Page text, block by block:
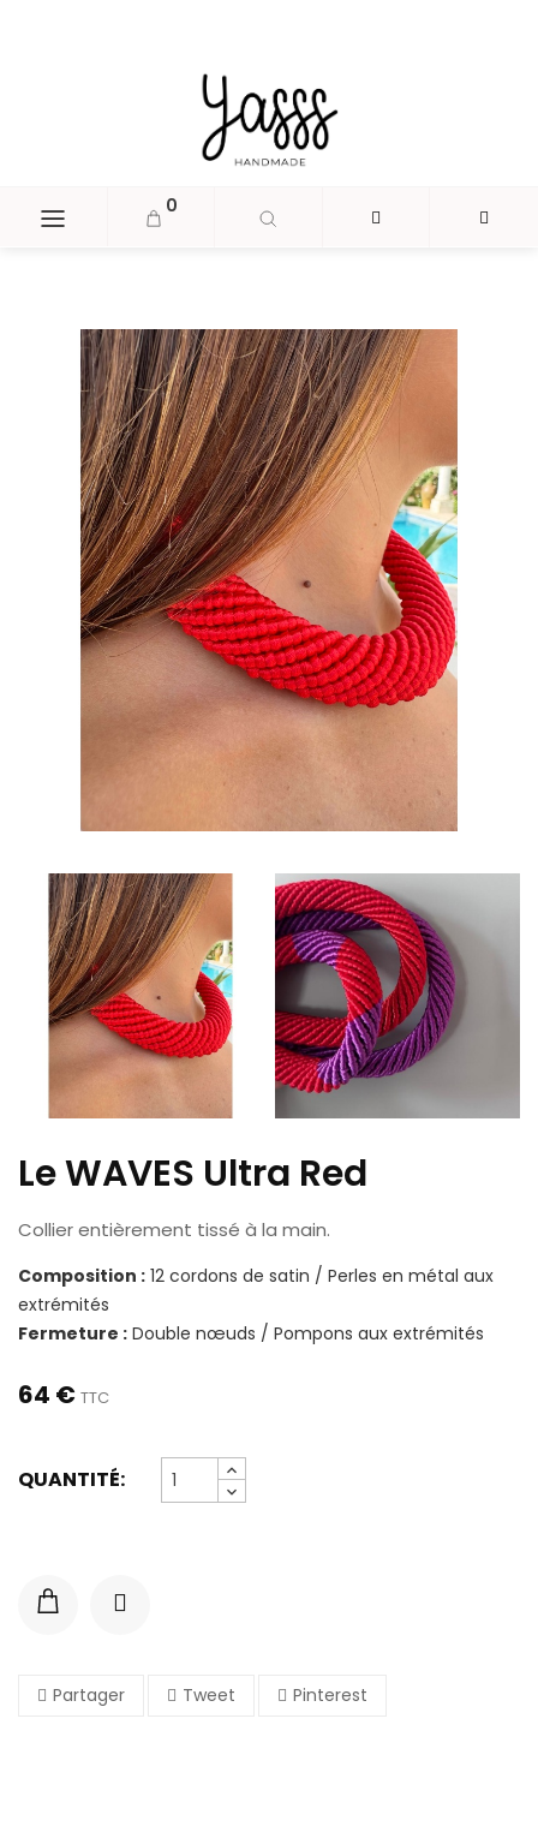
0
Le WAVES Ultra Red
Collier entièrement tissé à la main.
Composition : 12 cordons de satin / Perles en métal aux
extrémités
Fermeture : Double nœuds / Pompons aux extrémités
64 € TTC
QUANTITÉ:
Partager Tweet Pinterest